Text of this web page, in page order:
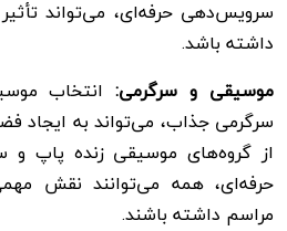
سرویس‌دهی حرفه‌ای، می‌تواند
داشته باشد.
موسیقی و سرگرمی:انتخاب
سرگرمی جذاب، می‌تواند به ایجاد
از گروه‌های موسیقی زنده پاپ
حرفه‌ای، همه می‌توانند نقش
مراسم داشته باشند.